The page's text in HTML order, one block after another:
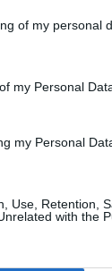
of my personal
my Personal
my Personal
Use, Retention,
with the